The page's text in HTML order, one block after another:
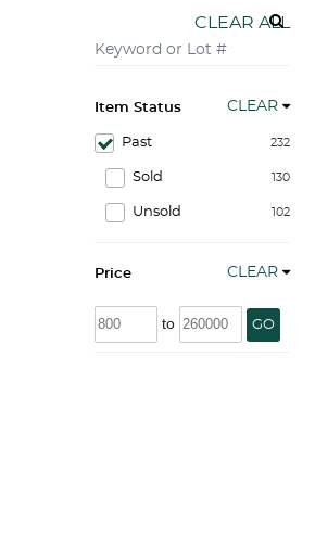
CLEAR ALL
Item Status CLEAR
232
Past
130
Sold
102
Unsold
Price CLEAR
to GO